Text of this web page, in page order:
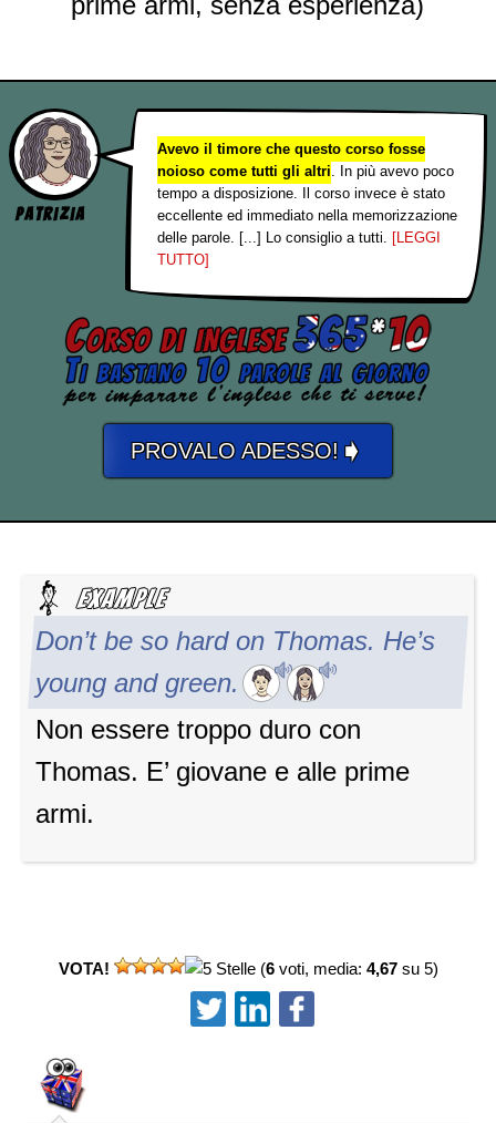
Patrizia
Avevo il timore che questo corso fosse
noioso come tutti gli altri. In più avevo poco
tempo a disposizione. Il corso invece è stato
eccellente ed immediato nella memorizzazione
delle parole. [...] Lo consiglio a tutti. [LEGGI
TUTTO]
PROVALO ADESSO! ➧
Don’t be so hard on Thomas. He’s
young and green.
Non essere troppo duro con
Thomas. E’ giovane e alle prime
armi.
VOTA! (6voti, media: 4,67su 5)